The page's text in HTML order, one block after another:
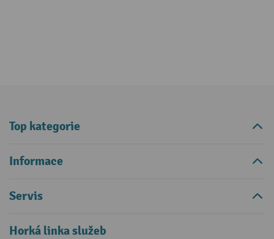
Top kategorie
Informace
Servis
Horká linka služeb